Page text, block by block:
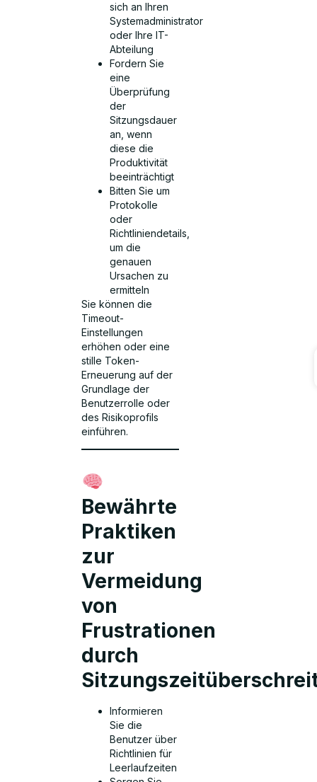
sich an Ihren
Systemadministrator
oder Ihre IT-
Abteilung
Fordern Sie
eine
Überprüfung
der
Sitzungsdauer
an, wenn
diese die
Produktivität
beeinträchtigt
Bitten Sie um
Protokolle
oder
Richtliniendetails,
um die
genauen
Ursachen zu
ermitteln
Sie können die
Timeout-
Einstellungen
erhöhen oder eine
stille Token-
Erneuerung auf der
Grundlage der
Benutzerrolle oder
des Risikoprofils
einführen.
Bewährte
Praktiken
zur
Vermeidung
von
Frustrationen
durch
Informieren
Sie die
Benutzer über
Richtlinien für
Leerlaufzeiten